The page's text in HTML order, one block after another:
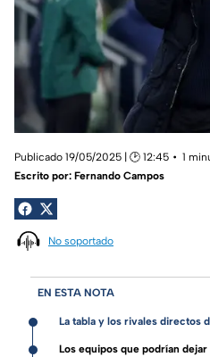
Publicado 19/05/2025 | 🕑 12:45
1
Escrito por: Fernando Campos
No soportado
EN ESTA NOTA
La tabla y los rivales directos
Los equipos que podrían